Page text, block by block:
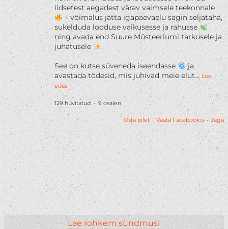
iidsetest aegadest värav vaimsele teekonnale
– võimalus jätta igapäevaelu sagin seljataha,
sukelduda looduse vaikusesse ja rahusse
ning avada end Suure Müsteeriumi tarkusele ja
juhatusele
.
See on kutse süveneda iseendasse
ja
avastada tõdesid, mis juhivad meie elut... Loe
edasi
129 huvitatud · 9 osalen
Osta pilet · Vaata Facebookis · Jaga
Lae rohkem sündmusi